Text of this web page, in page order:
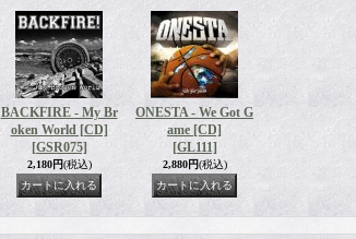
BACKFIRE - My Br
oken World [CD]
[GSR075]
2,180円(税込)
ONESTA - We Got G
ame [CD]
[GL111]
2,880円(税込)